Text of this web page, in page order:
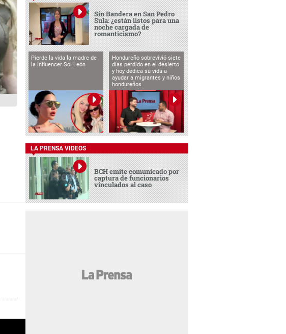
Sin Bandera en San Pedro
Sula: ¿están listos para una
noche cargada de
romanticismo?
Pierde la vida la madre de
la influencer Sol León
Hondureño sobrevivió siete
días perdido en el desierto
y hoy dedica su vida a
ayudar a migrantes y niños
hondureños
LA PRENSA VIDEOS
BCH emite comunicado por
captura de funcionarios
vinculados al caso